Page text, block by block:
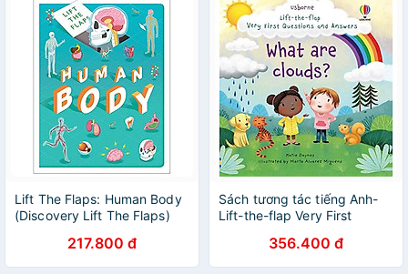
Lift The Flaps: Human Body
(Discovery Lift The Flaps)
217.800 đ
Sách tương tác tiếng Anh-
Lift-the-flap Very First
What are clouds?
356.400 đ